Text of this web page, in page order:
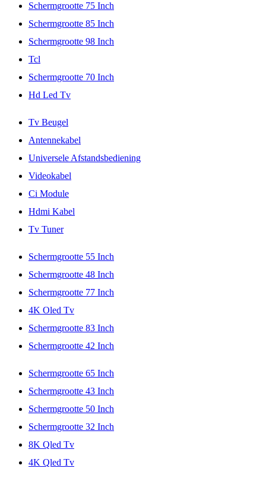
Schermgrootte 75 Inch
Schermgrootte 85 Inch
Schermgrootte 98 Inch
Tcl
Schermgrootte 70 Inch
Hd Led Tv
Tv Beugel
Antennekabel
Universele Afstandsbediening
Videokabel
Ci Module
Hdmi Kabel
Tv Tuner
Schermgrootte 55 Inch
Schermgrootte 48 Inch
Schermgrootte 77 Inch
4K Oled Tv
Schermgrootte 83 Inch
Schermgrootte 42 Inch
Schermgrootte 65 Inch
Schermgrootte 43 Inch
Schermgrootte 50 Inch
Schermgrootte 32 Inch
8K Qled Tv
4K Qled Tv